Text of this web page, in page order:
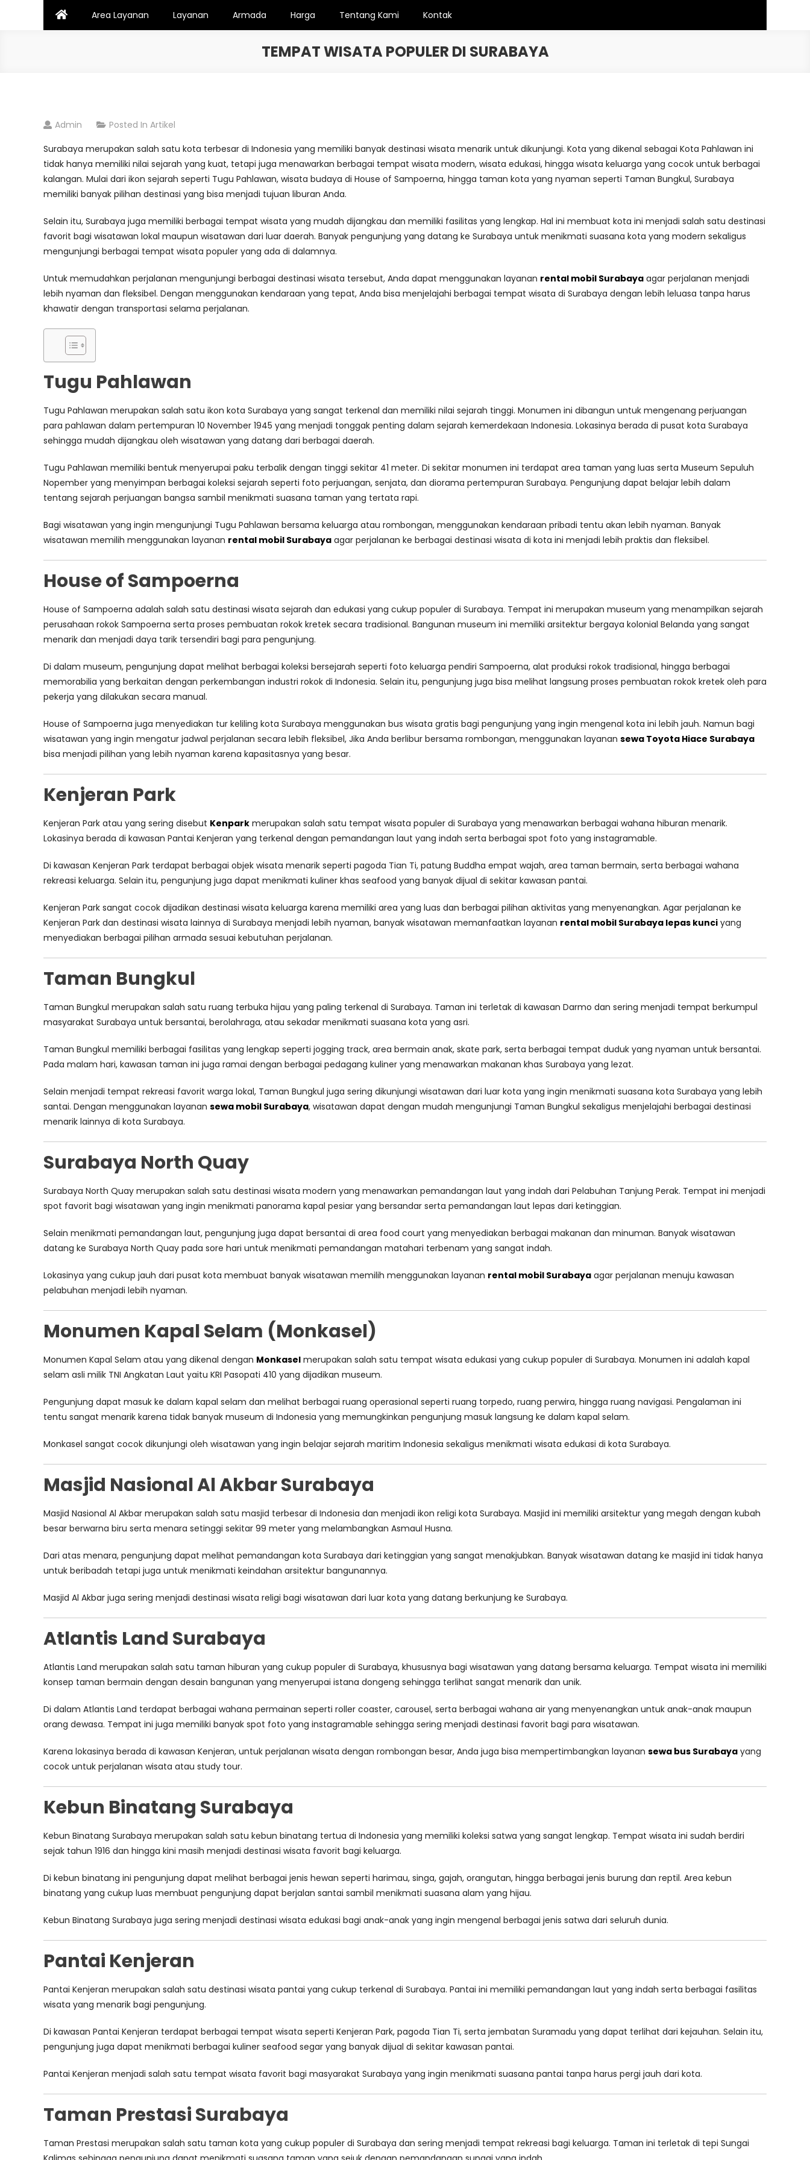
Area Layanan Layanan Armada Harga Tentang Kami Kontak
TEMPAT WISATA POPULER DI SURABAYA
Admin Posted In Artikel
Surabaya merupakan salah satu kota terbesar di Indonesia yang memiliki banyak destinasi wisata menarik untuk dikunjungi. Kota yang dikenal sebagai Kota Pahlawan ini
tidak hanya memiliki nilai sejarah yang kuat, tetapi juga menawarkan berbagai tempat wisata modern, wisata edukasi, hingga wisata keluarga yang cocok untuk berbagai
kalangan. Mulai dari ikon sejarah seperti Tugu Pahlawan, wisata budaya di House of Sampoerna, hingga taman kota yang nyaman seperti Taman Bungkul, Surabaya
memiliki banyak pilihan destinasi yang bisa menjadi tujuan liburan Anda.
Selain itu, Surabaya juga memiliki berbagai tempat wisata yang mudah dijangkau dan memiliki fasilitas yang lengkap. Hal ini membuat kota ini menjadi salah satu destinasi
favorit bagi wisatawan lokal maupun wisatawan dari luar daerah. Banyak pengunjung yang datang ke Surabaya untuk menikmati suasana kota yang modern sekaligus
mengunjungi berbagai tempat wisata populer yang ada di dalamnya.
Untuk memudahkan perjalanan mengunjungi berbagai destinasi wisata tersebut, Anda dapat menggunakan layanan rental mobil Surabaya agar perjalanan menjadi
lebih nyaman dan fleksibel. Dengan menggunakan kendaraan yang tepat, Anda bisa menjelajahi berbagai tempat wisata di Surabaya dengan lebih leluasa tanpa harus
khawatir dengan transportasi selama perjalanan.
Tugu Pahlawan
Tugu Pahlawan merupakan salah satu ikon kota Surabaya yang sangat terkenal dan memiliki nilai sejarah tinggi. Monumen ini dibangun untuk mengenang perjuangan
para pahlawan dalam pertempuran 10 November 1945 yang menjadi tonggak penting dalam sejarah kemerdekaan Indonesia. Lokasinya berada di pusat kota Surabaya
sehingga mudah dijangkau oleh wisatawan yang datang dari berbagai daerah.
Tugu Pahlawan memiliki bentuk menyerupai paku terbalik dengan tinggi sekitar 41 meter. Di sekitar monumen ini terdapat area taman yang luas serta Museum Sepuluh
Nopember yang menyimpan berbagai koleksi sejarah seperti foto perjuangan, senjata, dan diorama pertempuran Surabaya. Pengunjung dapat belajar lebih dalam
tentang sejarah perjuangan bangsa sambil menikmati suasana taman yang tertata rapi.
Bagi wisatawan yang ingin mengunjungi Tugu Pahlawan bersama keluarga atau rombongan, menggunakan kendaraan pribadi tentu akan lebih nyaman. Banyak
wisatawan memilih menggunakan layanan rental mobil Surabaya agar perjalanan ke berbagai destinasi wisata di kota ini menjadi lebih praktis dan fleksibel.
House of Sampoerna
House of Sampoerna adalah salah satu destinasi wisata sejarah dan edukasi yang cukup populer di Surabaya. Tempat ini merupakan museum yang menampilkan sejarah
perusahaan rokok Sampoerna serta proses pembuatan rokok kretek secara tradisional. Bangunan museum ini memiliki arsitektur bergaya kolonial Belanda yang sangat
menarik dan menjadi daya tarik tersendiri bagi para pengunjung.
Di dalam museum, pengunjung dapat melihat berbagai koleksi bersejarah seperti foto keluarga pendiri Sampoerna, alat produksi rokok tradisional, hingga berbagai
memorabilia yang berkaitan dengan perkembangan industri rokok di Indonesia. Selain itu, pengunjung juga bisa melihat langsung proses pembuatan rokok kretek oleh para
pekerja yang dilakukan secara manual.
House of Sampoerna juga menyediakan tur keliling kota Surabaya menggunakan bus wisata gratis bagi pengunjung yang ingin mengenal kota ini lebih jauh. Namun bagi
wisatawan yang ingin mengatur jadwal perjalanan secara lebih fleksibel, Jika Anda berlibur bersama rombongan, menggunakan layanan sewa Toyota Hiace Surabaya
bisa menjadi pilihan yang lebih nyaman karena kapasitasnya yang besar.
Kenjeran Park
Kenjeran Park atau yang sering disebut Kenpark merupakan salah satu tempat wisata populer di Surabaya yang menawarkan berbagai wahana hiburan menarik.
Lokasinya berada di kawasan Pantai Kenjeran yang terkenal dengan pemandangan laut yang indah serta berbagai spot foto yang instagramable.
Di kawasan Kenjeran Park terdapat berbagai objek wisata menarik seperti pagoda Tian Ti, patung Buddha empat wajah, area taman bermain, serta berbagai wahana
rekreasi keluarga. Selain itu, pengunjung juga dapat menikmati kuliner khas seafood yang banyak dijual di sekitar kawasan pantai.
Kenjeran Park sangat cocok dijadikan destinasi wisata keluarga karena memiliki area yang luas dan berbagai pilihan aktivitas yang menyenangkan. Agar perjalanan ke
Kenjeran Park dan destinasi wisata lainnya di Surabaya menjadi lebih nyaman, banyak wisatawan memanfaatkan layanan rental mobil Surabaya lepas kunci yang
menyediakan berbagai pilihan armada sesuai kebutuhan perjalanan.
Taman Bungkul
Taman Bungkul merupakan salah satu ruang terbuka hijau yang paling terkenal di Surabaya. Taman ini terletak di kawasan Darmo dan sering menjadi tempat berkumpul
masyarakat Surabaya untuk bersantai, berolahraga, atau sekadar menikmati suasana kota yang asri.
Taman Bungkul memiliki berbagai fasilitas yang lengkap seperti jogging track, area bermain anak, skate park, serta berbagai tempat duduk yang nyaman untuk bersantai.
Pada malam hari, kawasan taman ini juga ramai dengan berbagai pedagang kuliner yang menawarkan makanan khas Surabaya yang lezat.
Selain menjadi tempat rekreasi favorit warga lokal, Taman Bungkul juga sering dikunjungi wisatawan dari luar kota yang ingin menikmati suasana kota Surabaya yang lebih
santai. Dengan menggunakan layanan sewa mobil Surabaya, wisatawan dapat dengan mudah mengunjungi Taman Bungkul sekaligus menjelajahi berbagai destinasi
menarik lainnya di kota Surabaya.
Surabaya North Quay
Surabaya North Quay merupakan salah satu destinasi wisata modern yang menawarkan pemandangan laut yang indah dari Pelabuhan Tanjung Perak. Tempat ini menjadi
spot favorit bagi wisatawan yang ingin menikmati panorama kapal pesiar yang bersandar serta pemandangan laut lepas dari ketinggian.
Selain menikmati pemandangan laut, pengunjung juga dapat bersantai di area food court yang menyediakan berbagai makanan dan minuman. Banyak wisatawan
datang ke Surabaya North Quay pada sore hari untuk menikmati pemandangan matahari terbenam yang sangat indah.
Lokasinya yang cukup jauh dari pusat kota membuat banyak wisatawan memilih menggunakan layanan rental mobil Surabaya agar perjalanan menuju kawasan
pelabuhan menjadi lebih nyaman.
Monumen Kapal Selam (Monkasel)
Monumen Kapal Selam atau yang dikenal dengan Monkasel merupakan salah satu tempat wisata edukasi yang cukup populer di Surabaya. Monumen ini adalah kapal
selam asli milik TNI Angkatan Laut yaitu KRI Pasopati 410 yang dijadikan museum.
Pengunjung dapat masuk ke dalam kapal selam dan melihat berbagai ruang operasional seperti ruang torpedo, ruang perwira, hingga ruang navigasi. Pengalaman ini
tentu sangat menarik karena tidak banyak museum di Indonesia yang memungkinkan pengunjung masuk langsung ke dalam kapal selam.
Monkasel sangat cocok dikunjungi oleh wisatawan yang ingin belajar sejarah maritim Indonesia sekaligus menikmati wisata edukasi di kota Surabaya.
Masjid Nasional Al Akbar Surabaya
Masjid Nasional Al Akbar merupakan salah satu masjid terbesar di Indonesia dan menjadi ikon religi kota Surabaya. Masjid ini memiliki arsitektur yang megah dengan kubah
besar berwarna biru serta menara setinggi sekitar 99 meter yang melambangkan Asmaul Husna.
Dari atas menara, pengunjung dapat melihat pemandangan kota Surabaya dari ketinggian yang sangat menakjubkan. Banyak wisatawan datang ke masjid ini tidak hanya
untuk beribadah tetapi juga untuk menikmati keindahan arsitektur bangunannya.
Masjid Al Akbar juga sering menjadi destinasi wisata religi bagi wisatawan dari luar kota yang datang berkunjung ke Surabaya.
Atlantis Land Surabaya
Atlantis Land merupakan salah satu taman hiburan yang cukup populer di Surabaya, khususnya bagi wisatawan yang datang bersama keluarga. Tempat wisata ini memiliki
konsep taman bermain dengan desain bangunan yang menyerupai istana dongeng sehingga terlihat sangat menarik dan unik.
Di dalam Atlantis Land terdapat berbagai wahana permainan seperti roller coaster, carousel, serta berbagai wahana air yang menyenangkan untuk anak-anak maupun
orang dewasa. Tempat ini juga memiliki banyak spot foto yang instagramable sehingga sering menjadi destinasi favorit bagi para wisatawan.
Karena lokasinya berada di kawasan Kenjeran, untuk perjalanan wisata dengan rombongan besar, Anda juga bisa mempertimbangkan layanan sewa bus Surabaya yang
cocok untuk perjalanan wisata atau study tour.
Kebun Binatang Surabaya
Kebun Binatang Surabaya merupakan salah satu kebun binatang tertua di Indonesia yang memiliki koleksi satwa yang sangat lengkap. Tempat wisata ini sudah berdiri
sejak tahun 1916 dan hingga kini masih menjadi destinasi wisata favorit bagi keluarga.
Di kebun binatang ini pengunjung dapat melihat berbagai jenis hewan seperti harimau, singa, gajah, orangutan, hingga berbagai jenis burung dan reptil. Area kebun
binatang yang cukup luas membuat pengunjung dapat berjalan santai sambil menikmati suasana alam yang hijau.
Kebun Binatang Surabaya juga sering menjadi destinasi wisata edukasi bagi anak-anak yang ingin mengenal berbagai jenis satwa dari seluruh dunia.
Pantai Kenjeran
Pantai Kenjeran merupakan salah satu destinasi wisata pantai yang cukup terkenal di Surabaya. Pantai ini memiliki pemandangan laut yang indah serta berbagai fasilitas
wisata yang menarik bagi pengunjung.
Di kawasan Pantai Kenjeran terdapat berbagai tempat wisata seperti Kenjeran Park, pagoda Tian Ti, serta jembatan Suramadu yang dapat terlihat dari kejauhan. Selain itu,
pengunjung juga dapat menikmati berbagai kuliner seafood segar yang banyak dijual di sekitar kawasan pantai.
Pantai Kenjeran menjadi salah satu tempat wisata favorit bagi masyarakat Surabaya yang ingin menikmati suasana pantai tanpa harus pergi jauh dari kota.
Taman Prestasi Surabaya
Taman Prestasi merupakan salah satu taman kota yang cukup populer di Surabaya dan sering menjadi tempat rekreasi bagi keluarga. Taman ini terletak di tepi Sungai